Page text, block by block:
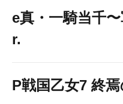
e真・一騎当千
r.
P戦国乙女7 終